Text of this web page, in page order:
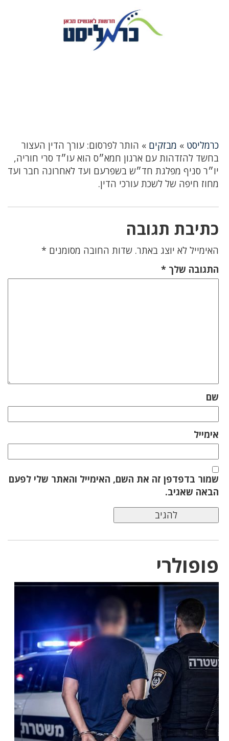
כרמליסט » מבזקים » הותר לפרסום: עורך הדין העצור
בחשד להזדהות עם ארגון חמא״ס הוא עו״ד סרי חוריה,
יו״ר סניף מפלגת חד״ש בשפרעם ועד לאחרונה חבר ועד
מחוז חיפה של לשכת עורכי הדין.
כתיבת תגובה
האימייל לא יוצג באתר. שדות החובה מסומנים *
התגובה שלך *
שם
אימייל
שמור בדפדפן זה את השם, האימייל והאתר שלי לפעם
הבאה שאגיב.
פופולרי